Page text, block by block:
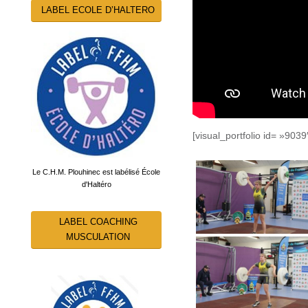
[visual_portfolio id=
LABEL ECOLE D’HALTERO
Le C.H.M. Plouhinec est labélisé École
d'Haltéro
LABEL COACHING
MUSCULATION